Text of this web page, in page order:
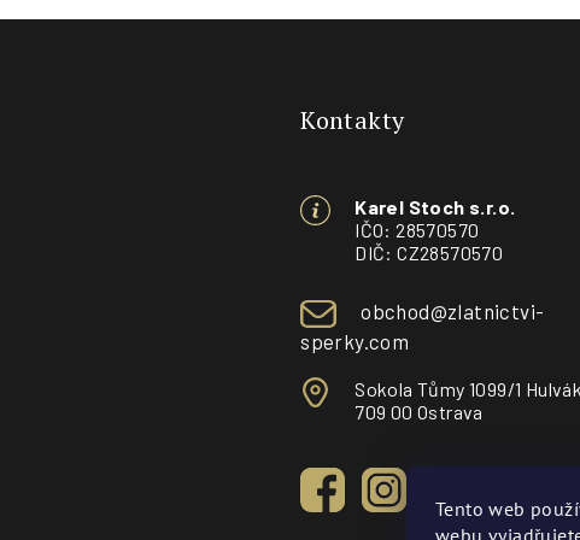
Tento web
webu
Kontakty
Karel Stoch s.r.o.
IČO: 28570570
DIČ: CZ28570570
obchod@zlatnictvi-
sperky.com
Sokola Tůmy 1099/1
709 00 Ostrava